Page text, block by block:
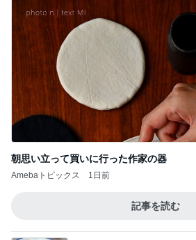
朝思い立って買いに行った作家の器
Amebaトピックス 1日前
記事を読む